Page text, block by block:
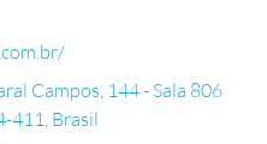
Campos, 144 - Sala 806
411, Brasil